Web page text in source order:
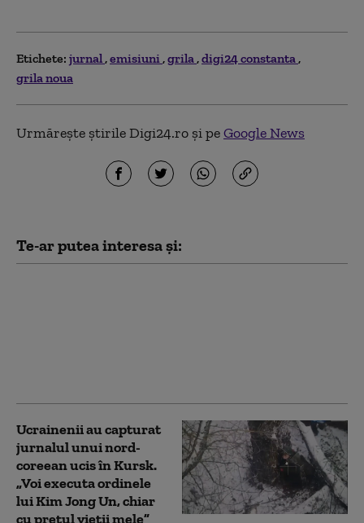
Etichete: jurnal emisiuni grila digi24 constanta
grila noua
Urmărește știrile Digi24.ro și peGoogle News
Te-ar putea interesa și:
Ucrainenii au capturat
jurnalul unui nord-
coreean ucis în Kursk.
„Voi executa ordinele
lui Kim Jong Un, chiar
cu prețul vieții mele”